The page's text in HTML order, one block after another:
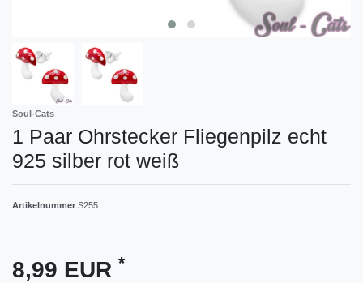
Soul-Cats
1 Paar Ohrstecker Fliegenpilz echt
925 silber rot weiß
Artikelnummer S255
8,99 EUR *